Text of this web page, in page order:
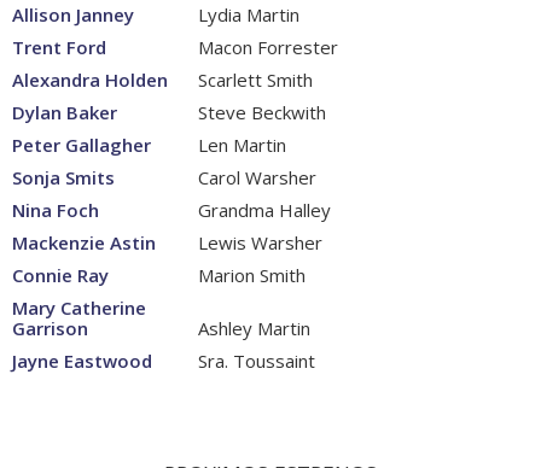
Allison Janney
Lydia Martin
Trent Ford
Macon Forrester
Alexandra Holden
Scarlett Smith
Dylan Baker
Steve Beckwith
Peter Gallagher
Len Martin
Sonja Smits
Carol Warsher
Nina Foch
Grandma Halley
Mackenzie Astin
Lewis Warsher
Connie Ray
Marion Smith
Mary Catherine
Garrison
Ashley Martin
Jayne Eastwood
Sra. Toussaint